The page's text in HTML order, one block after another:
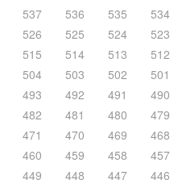
537 536 535 534
526 525 524 523
515 514 513 512
504 503 502 501
493 492 491 490
482 481 480 479
471 470 469 468
460 459 458 457
449 448 447 446